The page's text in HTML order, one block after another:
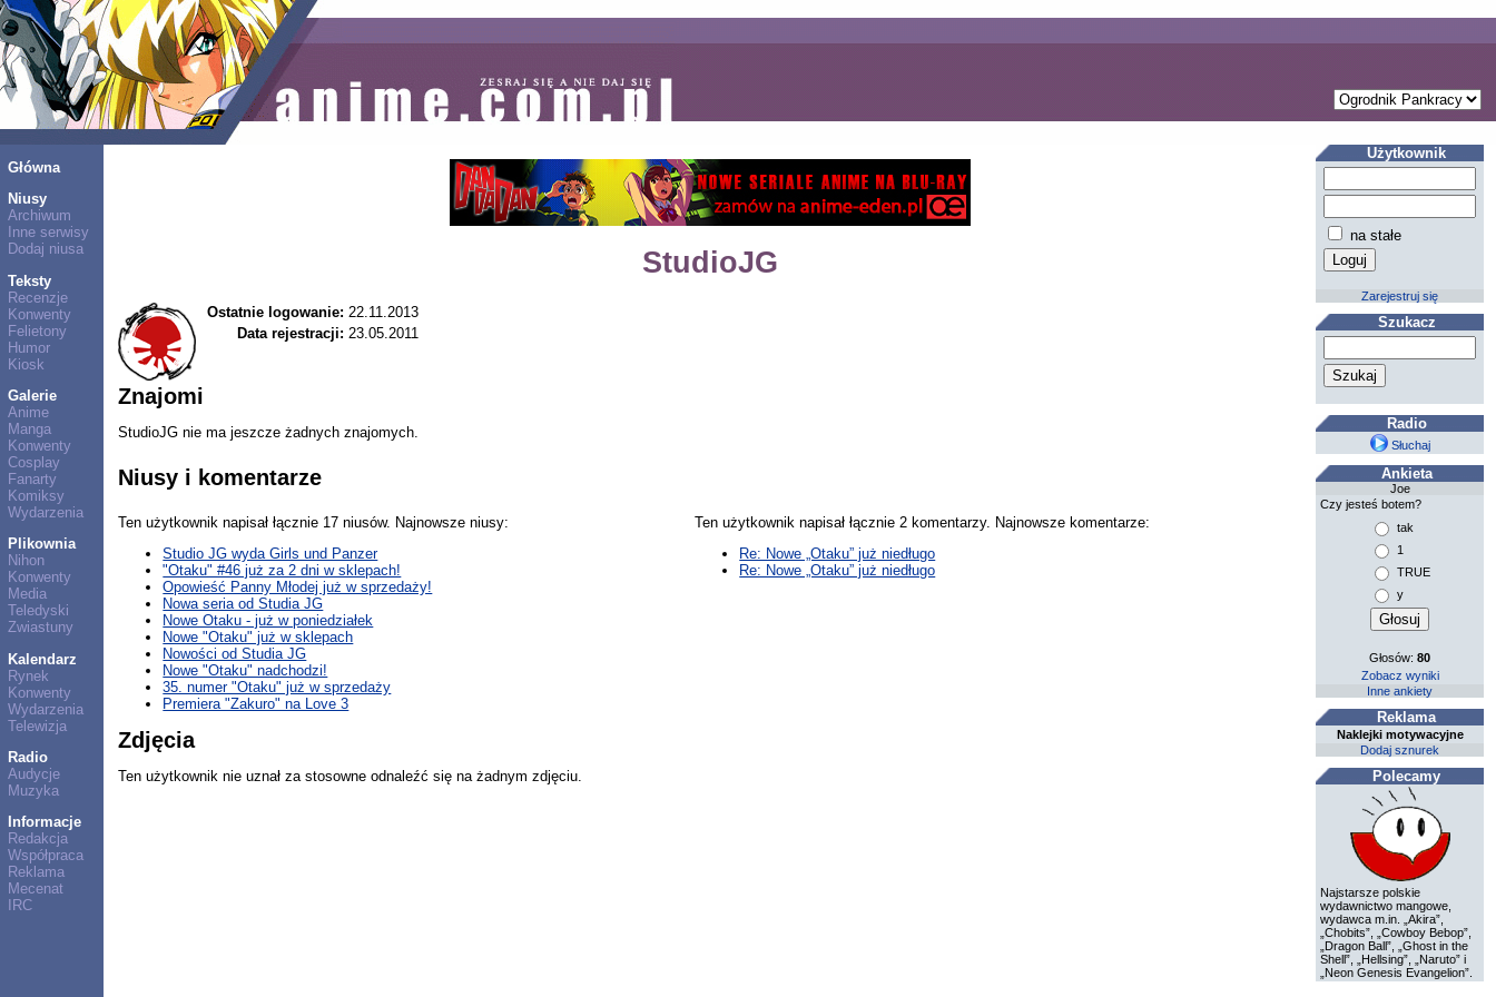
Główna
Niusy
Archiwum
Inne serwisy
Dodaj niusa
Teksty
Recenzje
Konwenty
Felietony
Humor
Kiosk
Galerie
Anime
Manga
Konwenty
Cosplay
Fanarty
Komiksy
Wydarzenia
Plikownia
Nihon
Konwenty
Media
Teledyski
Zwiastuny
Kalendarz
Rynek
Konwenty
Wydarzenia
Telewizja
Radio
Audycje
Muzyka
Informacje
Redakcja
Współpraca
Reklama
Mecenat
IRC
StudioJG
Ostatnie logowanie: 22.11.2013
Data rejestracji: 23.05.2011
Znajomi
StudioJG nie ma jeszcze żadnych znajomych.
Niusy i komentarze
Ten użytkownik napisał łącznie 17 niusów. Najnowsze niusy:
Studio JG wyda Girls und Panzer
"Otaku" #46 już za 2 dni w sklepach!
Opowieść Panny Młodej już w sprzedaży!
Nowa seria od Studia JG
Nowe Otaku - już w poniedziałek
Nowe "Otaku" już w sklepach
Nowości od Studia JG
Nowe "Otaku" nadchodzi!
35. numer "Otaku" już w sprzedaży
Premiera "Zakuro" na Love 3
Ten użytkownik napisał łącznie 2 komentarzy. Najnowsze komentarze:
Re: Nowe „Otaku” już niedługo
Re: Nowe „Otaku” już niedługo
Zdjęcia
Ten użytkownik nie uznał za stosowne odnaleźć się na żadnym zdjęciu.
Użytkownik
na stałe
Zarejestruj się
Szukacz
Radio
Słuchaj
Ankieta
Joe
Czy jesteś botem?
tak
1
TRUE
y
Głosów:80
Zobacz wyniki
Inne ankiety
Reklama
Naklejki motywacyjne
Dodaj sznurek
Polecamy
Najstarsze polskie
wydawnictwo mangowe,
wydawca m.in. „Akira”,
„Chobits”, „Cowboy Bebop”,
„Dragon Ball”, „Ghost in the
Shell”, „Hellsing”, „Naruto” i
„Neon Genesis Evangelion”.